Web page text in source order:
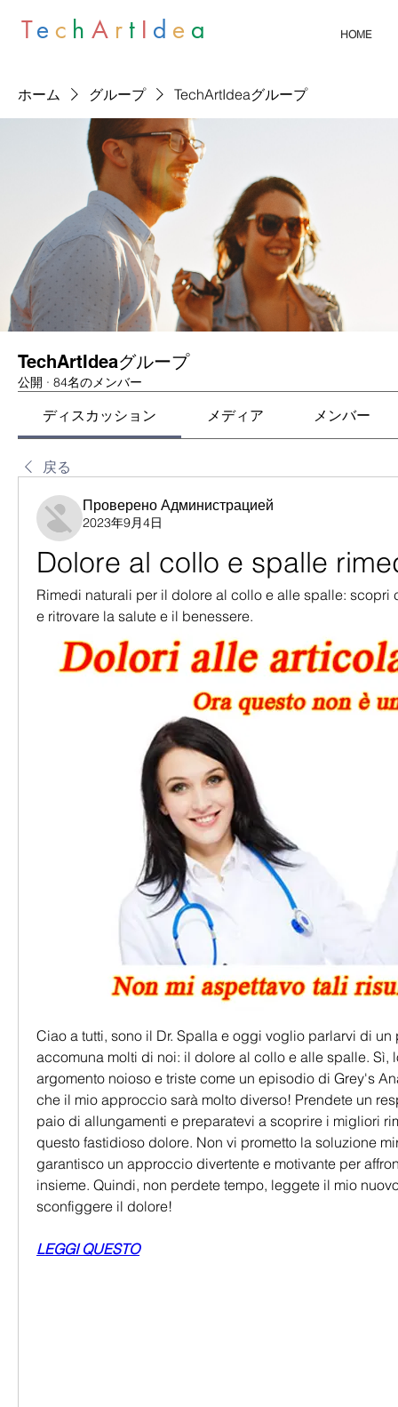
Te c hA r t I d e a HOME
ホーム グループ TechArtIdeaグループ
TechArtIdeaグループ
公開 · 84名のメンバー
ディスカッション メディア メンバー
戻る
Проверено Администрацией
2023年9月4日
Dolore al collo e spalle
Rimedi naturali per il dolore al collo e alle spalle: scopri
e ritrovare la salute e il benessere.
Ciao a tutti, sono il Dr. Spalla e oggi voglio parlarvi di un
accomuna molti di noi: il dolore al collo e alle spalle. Sì,
argomento noioso e triste come un episodio di Grey's
che il mio approccio sarà molto diverso! Prendete un
paio di allungamenti e preparatevi a scoprire i migliori
questo fastidioso dolore. Non vi prometto la soluzione
garantisco un approccio divertente e motivante per
insieme. Quindi, non perdete tempo, leggete il mio
sconfiggere il dolore!
LEGGI QUESTO